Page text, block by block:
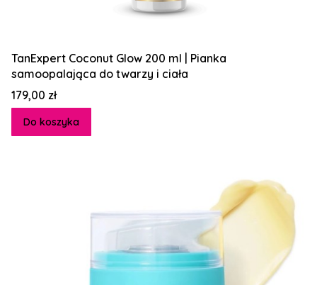
TanExpert Coconut Glow 200 ml | Pianka
samoopalająca do twarzy i ciała
Cena
179,00 zł
Do koszyka